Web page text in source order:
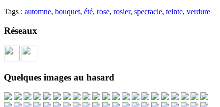
Tags : automne, bouquet, été, rose, rosier, spectacle, teinte, verdure
Réseaux
Quelques images au hasard